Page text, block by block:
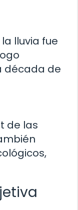
lluvia fue
década de
de las